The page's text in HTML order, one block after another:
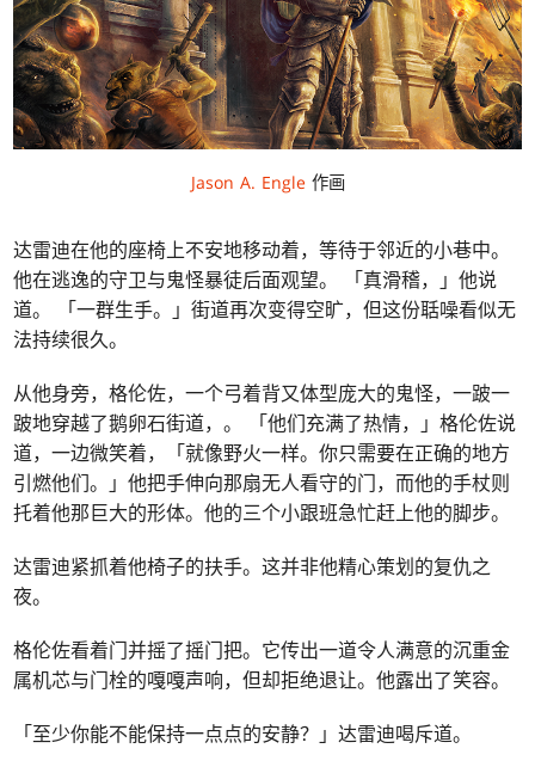
Jason A. Engle 作画
达雷迪在他的座椅上不安地移动着，等待于邻近的小巷中。
他在逃逸的守卫与鬼怪暴徒后面观望。 「真滑稽，」他说
道。 「一群生手。」街道再次变得空旷，但这份聒噪看似无
法持续很久。
从他身旁，格伦佐，一个弓着背又体型庞大的鬼怪，一跛一
跛地穿越了鹅卵石街道，。 「他们充满了热情，」格伦佐说
道，一边微笑着，「就像野火一样。你只需要在正确的地方
引燃他们。」他把手伸向那扇无人看守的门，而他的手杖则
托着他那巨大的形体。他的三个小跟班急忙赶上他的脚步。
达雷迪紧抓着他椅子的扶手。这并非他精心策划的复仇之
夜。
格伦佐看着门并摇了摇门把。它传出一道令人满意的沉重金
属机芯与门栓的嘎嘎声响，但却拒绝退让。他露出了笑容。
「至少你能不能保持一点点的安静？」达雷迪喝斥道。